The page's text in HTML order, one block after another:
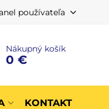
používateľa
Nákupný košík
0 €
KONTAKT